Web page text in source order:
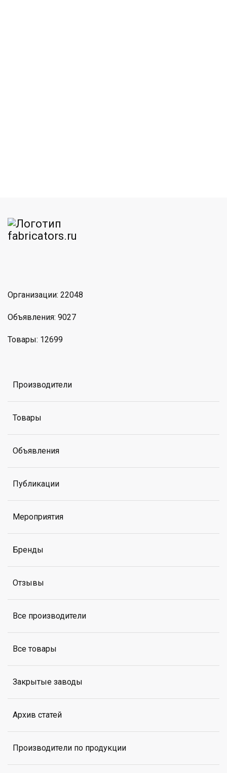
Организации: 22048
Объявления: 9027
Товары: 12699
Производители
Товары
Объявления
Публикации
Мероприятия
Бренды
Отзывы
Все производители
Все товары
Закрытые заводы
Архив статей
Производители по продукции